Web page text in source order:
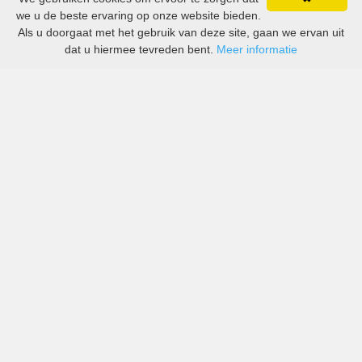
we u de beste ervaring op onze website bieden.
Als u doorgaat met het gebruik van deze site, gaan we ervan uit
dat u hiermee tevreden bent. Meer informatie